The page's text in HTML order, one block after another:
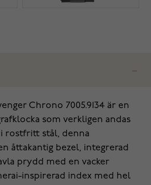
Chrono 7005.9134 är en
som verkligen andas
i rostfritt stål, denna
åttakantig bezel, integrerad
prydd med en vacker
inspirerad index med hel